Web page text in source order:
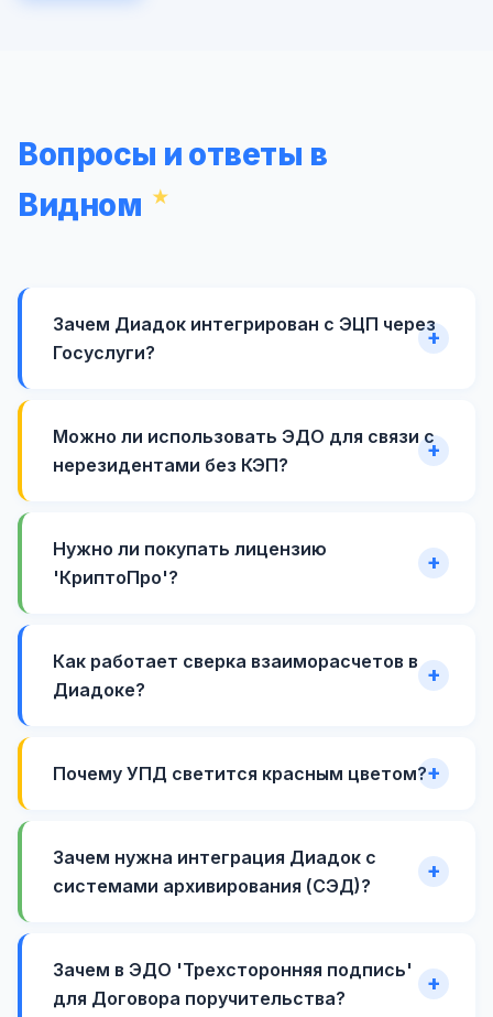
Вопросы и ответы в
Видном
Зачем Диадок интегрирован с ЭЦП через
Госуслуги?
Можно ли использовать ЭДО для связи с
нерезидентами без КЭП?
Нужно ли покупать лицензию
'КриптоПро'?
Как работает сверка взаиморасчетов в
Диадоке?
Почему УПД светится красным цветом?
Зачем нужна интеграция Диадок с
системами архивирования (СЭД)?
Зачем в ЭДО 'Трехсторонняя подпись'
для Договора поручительства?